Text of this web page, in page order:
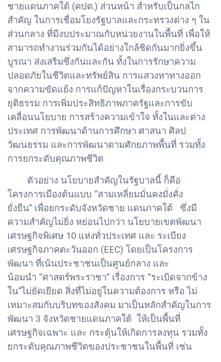
ชายแดนภาคใต้ (คปต.) ส่วนหน้า สำหรับเป็นกลไก
สำคัญ ในการเชื่อมโยงรัฐบาลและกระทรวงต่าง ๆ ใน
ส่วนกลาง ที่มีงบประมาณกับหน่วยงานในพื้นที่ เพื่อให้
สามารถทำงานร่วมกันได้อย่างใกล้ชิดกันมากยิ่งขึ้น
บูรณา ส่งเสริมซึ่งกันและกัน ทั้งในการรักษาความ
ปลอดภัยในชีวิตและทรัพย์สิน การแสวงหาทางออก
จากความขัดแย้ง การแก้ปัญหาในเรื่องกระบวนการ
ยุติธรรม การเพิ่มประสิทธิภาพภาครัฐและการขับ
เคลื่อนนโยบาย การสร้างความเข้าใจ ทั้งในและต่าง
ประเทศ การพัฒนาด้านการศึกษา ศาสนา ศิลป
วัฒนธรรม และการพัฒนาตามศักยภาพพื้นที่ รวมทั้ง
การยกระดับคุณภาพชีวิต
ตัวอย่าง นโยบายสำคัญในรัฐบาลนี้ ก็คือ
โครงการเมืองต้นแบบ “สามเหลี่ยมมั่นคงมั่งคั่ง
ยั่งยืน” เพื่อยกระดับจังหวัดชาย แดนภาคใต้ ซึ่งมี
ความสำคัญไม่ยิ่ง หย่อนไปกว่า นโยบายเขตพัฒนา
เศรษฐกิจพิเศษ 10 แห่งทั่วประเทศ และ ระเบียง
เศรษฐกิจภาคตะวันออก (EEC) โดยเป็นโครงการ
พัฒนา ที่เน้นประชาชนเป็นศูนย์กลาง และ
น้อมนำ “ศาสตร์พระราชา” เรื่องการ “ระเบิดจากข้าง
ใน”ไม่ยัดเยียด สิ่งที่ไม่อยู่ในความต้องการ หรือ ไม่
เหมาะสมกับบริบทของสังคม มาเป็นหลักสำคัญในการ
พัฒนา 3 จังหวัดชายแดนภาคใต้ ให้เป็นพื้นที่
เศรษฐกิจเฉพาะ และ กระตุ้นให้เกิดการลงทุน รวมทั้ง
ยกระดับคุณภาพชีวิตของประชาชนในพื้นที่ เช่น